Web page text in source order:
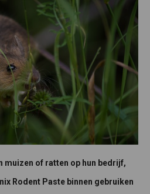
muizen of ratten op hun bedrijf,
Rodent Paste binnen gebruiken